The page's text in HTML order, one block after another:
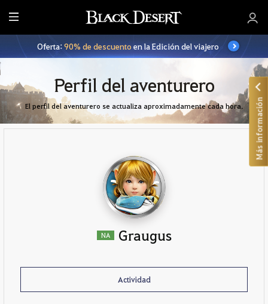
T
o
d
Oferta:90% de descuentoen la Edición del viajero
Perfil del aventurero
El perfil del aventurero se actualiza aproximadamente cada hora.
NA Graugus
Actividad
Más información